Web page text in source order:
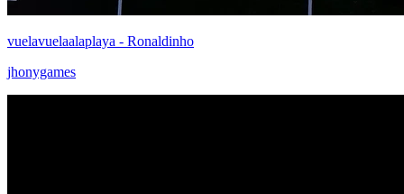
vuelavuelaalaplaya - Ronaldinho
jhonygames